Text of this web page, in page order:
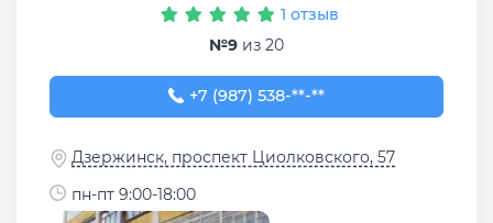
1 отзыв
№9 из 20
+7 (987) 538-99-90
+7 (987) 538-**-**
Дзержинск, проспект Циолковского, 57
пн-пт 9:00-18:00